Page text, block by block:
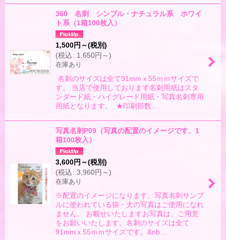
360 名刺 シンプル・ナチュラル系 ホワイ
ト系（1箱100枚入）
1,500円 ～(税別)
(税込: 1,650円 ～)
在庫あり
名刺のサイズは全て91mmｘ55ｍｍサイズで
す。 当店で使用しております名刺用紙はスタ
ンダード紙・ハイグレード用紙・写真名刺専用
用紙となります。 ★印刷部数…
写真名刺P09（写真の配置のイメージです、1
箱100枚入）
3,600円 ～(税別)
(税込: 3,960円 ～)
在庫あり
※配置のイメージになります、写真名刺サンプ
ルに使われている猫・犬の写真はご使用になれ
ません。 お載せいたしますお写真は、ご用意
をお願いいたします。名刺のサイズは全て
91mmｘ55ｍｍサイズです。&nb…